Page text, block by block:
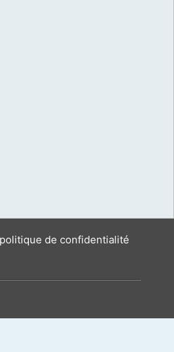
politique de confidentialité